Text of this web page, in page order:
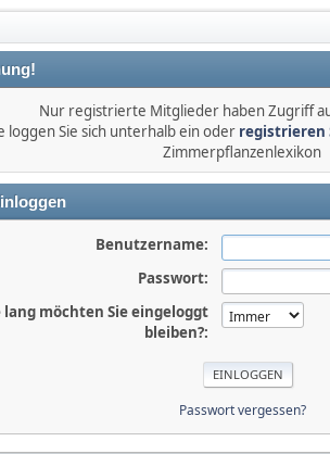
Nur registrierte Mitglieder haben Zugriff
loggen Sie sich unterhalb ein oder registrieren
Zimmerpflanzenlexikon
Benutzername:
Passwort:
lang möchten Sie eingeloggt
bleiben?:
Passwort vergessen?